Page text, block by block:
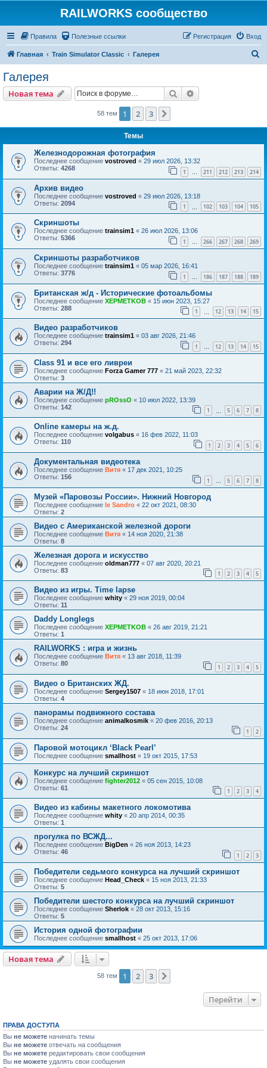
RAILWORKS сообщество
Правила Полезные ссылки Вход
Регистрация
Главная Train Simulator Classic Галерея
Галерея
Новая тема Поиск
58 тем 1 2 3
Темы
Железнодорожная фотография
Последнее сообщение vostroved « 29 июл 2026, 13:32
Ответы: 4268 1 … 211 212 213 214
Архив видео
Последнее сообщение vostroved « 29 июл 2026, 13:18
Ответы: 2094 1 102 103 104 105
Скриншоты
Последнее сообщение trainsim1 « 26 июл 2026, 13:06
Ответы: 5366 1 … 266 267 268 269
Скриншоты разработчиков
Последнее сообщение trainsim1 « 05 мар 2026, 16:41
Ответы: 3776 1 … 186 187 188 189
Британская ж/д - Исторические фотоальбомы
Последнее сообщение XEPMETKOB « 15 июн 2023, 15:27
Ответы: 288 1 12 13 14 15
Видео разработчиков
Последнее сообщение trainsim1 « 03 авг 2026, 21:46
Ответы: 294 1 … 12 13 14 15
Class 91 и все его ливреи
Последнее сообщение Forza Gamer 777 « 21 май 2023, 22:32
Ответы: 3
Аварии на Ж/Д!!
Последнее сообщение pROssO « 10 июл 2022, 13:39
Ответы: 142 1 5 6 7 8
Online камеры на ж.д.
Последнее сообщение volgabus « 16 фев 2022, 11:03
Ответы: 110 1 2 3 4 5 6
Документальная видеотека
Последнее сообщение Витя « 17 дек 2021, 10:25
Ответы: 156 1 … 5 6 7 8
Музей «Паровозы России». Нижний Новгород
Последнее сообщение le Sandro « 22 окт 2021, 08:30
Ответы: 2
Видео с Американской железной дороги
Последнее сообщение Витя « 14 ноя 2020, 21:38
Ответы: 8
Железная дорога и искусство
Последнее сообщение oldman777 « 07 авг 2020, 20:21
Ответы: 83 1 2 3 4 5
Видео из игры. Time lapse
Последнее сообщение whity « 29 ноя 2019, 00:04
Ответы: 11
Daddy Longlegs
Последнее сообщение XEPMETKOB « 26 авг 2019, 21:21
Ответы: 1
RAILWORKS : игра и жизнь
Последнее сообщение Витя « 13 авг 2018, 11:39
Ответы: 80 1 2 3 4 5
Видео о Британских ЖД.
Последнее сообщение Sergey1507 « 18 июн 2018, 17:01
Ответы: 4
панорамы подвижного состава
Последнее сообщение animalkosmik « 20 фев 2016, 20:13
Ответы: 24 1 2
Паровой мотоцикл ‘Black Pearl’
Последнее сообщение smallhost « 19 окт 2015, 17:53
Конкурс на лучший скриншот
Последнее сообщение fighter2012 « 05 сен 2015, 10:08
Ответы: 61 1 2 3 4
Видео из кабины макетного локомотива
Последнее сообщение whity « 20 апр 2014, 00:35
Ответы: 1
прогулка по ВСЖД...
Последнее сообщение BigDen « 26 ноя 2013, 14:23
Ответы: 46 1 2 3
Победители седьмого конкурса на лучший скриншот
Последнее сообщение Head_Check « 15 ноя 2013, 21:33
Ответы: 5
Победители шестого конкурса на лучший скриншот
Последнее сообщение Sherlok « 28 окт 2013, 15:16
Ответы: 5
История одной фотографии
Последнее сообщение smallhost « 25 окт 2013, 17:06
Новая тема
58 тем 1 2 3
Перейти
ПРАВА ДОСТУПА
Вы не можете начинать темы
Вы не можете отвечать на сообщения
Вы не можете редактировать свои сообщения
Вы не можете удалять свои сообщения